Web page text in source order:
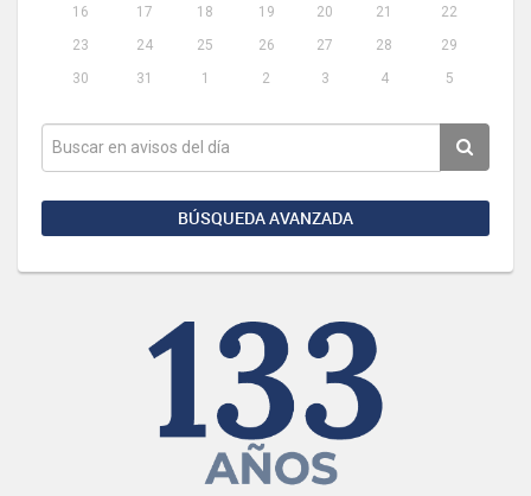
16
17 18 19 20 21
22
23
24 25 26 27 28
29
30
31 1 2 3 4 5
BÚSQUEDA AVANZADA